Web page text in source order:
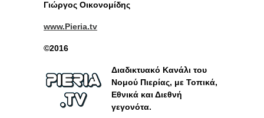
Γιώργος Οικονομίδης
www.Pieria.tv
©2016
Διαδικτυακό Κανάλι του
Νομού Πιερίας, με Τοπικά,
Εθνικά και Διεθνή
γεγονότα.